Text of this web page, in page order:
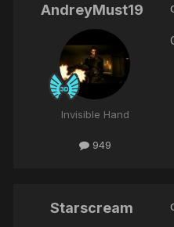
AndreyMust19
Invisible Hand
949
Starscream